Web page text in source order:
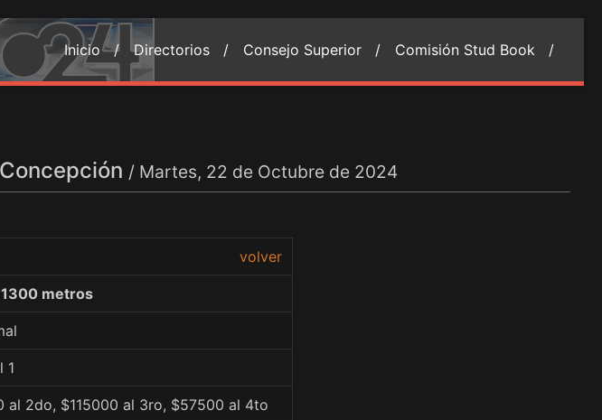
Inicio / Directorios / Consejo Superior / Comisión Stud Book /
/ Martes, 22 de Octubre de 2024
volver
1300 metros
1
al 2do, $115000 al 3ro, $57500 al 4to